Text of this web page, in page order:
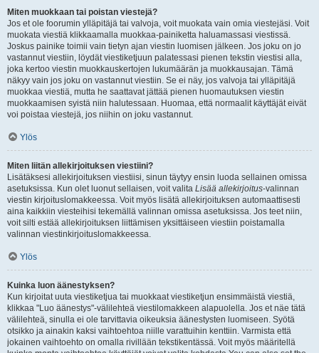
Miten muokkaan tai poistan viestejä?
Jos et ole foorumin ylläpitäjä tai valvoja, voit muokata vain omia viestejäsi. Voit
muokata viestiä klikkaamalla muokkaa-painiketta haluamassasi viestissä.
Joskus painike toimii vain tietyn ajan viestin luomisen jälkeen. Jos joku on jo
vastannut viestiin, löydät viestiketjuun palatessasi pienen tekstin viestisi alla,
joka kertoo viestin muokkauskertojen lukumäärän ja muokkausajan. Tämä
näkyy vain jos joku on vastannut viestiin. Se ei näy, jos valvoja tai ylläpitäjä
muokkaa viestiä, mutta he saattavat jättää pienen huomautuksen viestin
muokkaamisen syistä niin halutessaan. Huomaa, että normaalit käyttäjät eivät
voi poistaa viestejä, jos niihin on joku vastannut.
Ylös
Miten liitän allekirjoituksen viestiini?
Lisätäksesi allekirjoituksen viestiisi, sinun täytyy ensin luoda sellainen omissa
asetuksissa. Kun olet luonut sellaisen, voit valita Lisää allekirjoitus-valinnan
viestin kirjoituslomakkeessa. Voit myös lisätä allekirjoituksen automaattisesti
aina kaikkiin viesteihisi tekemällä valinnan omissa asetuksissa. Jos teet niin,
voit silti estää allekirjoituksen liittämisen yksittäiseen viestiin poistamalla
valinnan viestinkirjoituslomakkeessa.
Ylös
Kuinka luon äänestyksen?
Kun kirjoitat uuta viestiketjua tai muokkaat viestiketjun ensimmäistä viestiä,
klikkaa "Luo äänestys"-välilehteä viestilomakkeen alapuolella. Jos et näe tätä
välilehteä, sinulla ei ole tarvittavia oikeuksia äänestysten luomiseen. Syötä
otsikko ja ainakin kaksi vaihtoehtoa niille varattuihin kenttiin. Varmista että
jokainen vaihtoehto on omalla rivillään tekstikentässä. Voit myös määritellä